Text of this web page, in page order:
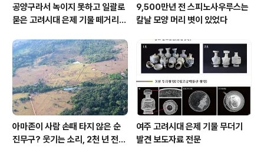
공양구라서 녹이지 못하고 일괄로
묻은 고려시대 은제 기물 떼거리로
9,500만년 전 스피노사우루스는
칼날 모양 머리 볏이 있었다
아마존이 사람 손때 타지 않은 순
진무구? 웃기는 소리, 2천 년 전에
여주 고려시대 은제 기물 무더기
발견 보도자료 전문